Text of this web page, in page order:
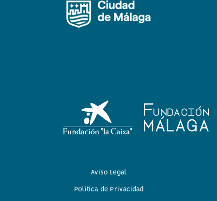
Aviso Legal
Política de Privacidad